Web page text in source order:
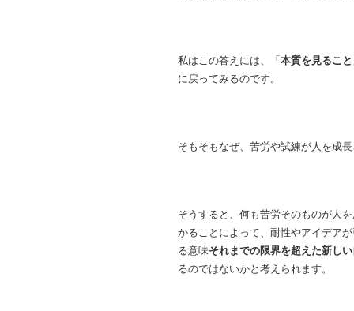
私はこの答えには、「本質を見ること
に戻ってみるのです。
そもそもなぜ、苦労や試練が人を成
そうすると、何も苦労そのものが人
かることによって、耐性やアイデア
る意味それまでの限界を超えた新し
るのではないかと考えられます。